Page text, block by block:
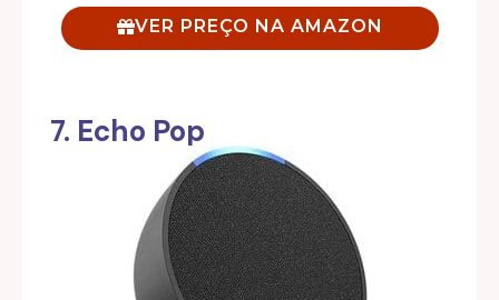
VER PREÇO NA AMAZON
7. Echo Pop